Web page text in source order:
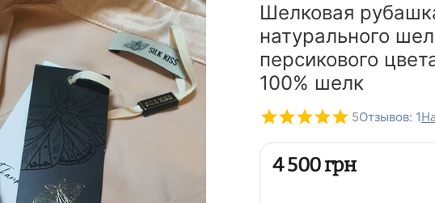
Шелковая
натурального
персикового
100% шелк
5Отзывов: 1
‍4 500‍грн